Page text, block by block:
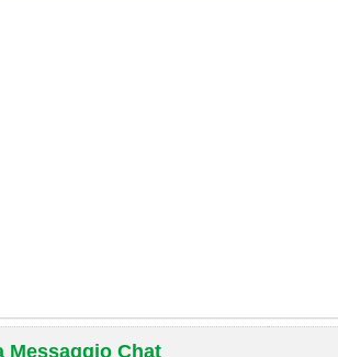
Messaggio Chat